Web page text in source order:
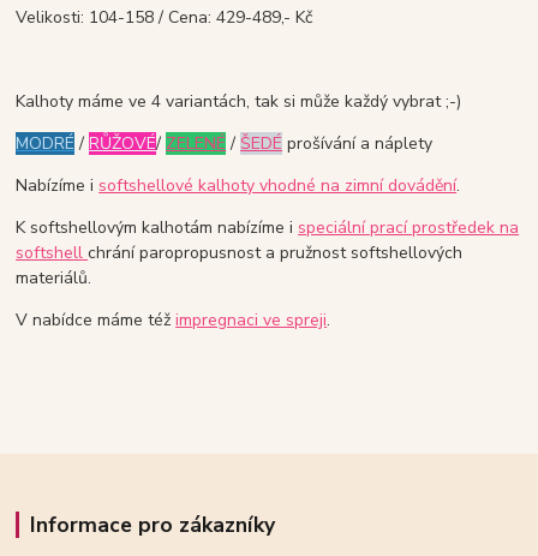
Velikosti: 104-158 / Cena: 429-489,- Kč
Kalhoty máme ve 4 variantách, tak si může každý vybrat ;-)
MODRÉ /RŮŽOVÉ/ ZELENÉ / ŠEDÉ prošívání a náplety
Nabízíme i softshellové kalhoty vhodné na zimní dovádění.
K softshellovým kalhotám nabízíme i speciální prací prostředek na
softshellchrání paropropusnost a pružnost softshellových
materiálů.
V nabídce máme téžimpregnaci ve spreji.
Informace pro zákazníky